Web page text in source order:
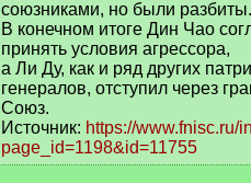
союзниками, но были разбиты.
В конечном итоге Дин Чао
принять условия агрессора,
а Ли Ду, как и ряд других
генералов, отступил через
Союз.
Источник: https://www.fnisc.ru/
page_id=1198&id=11755
[